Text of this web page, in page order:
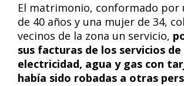
El matrimonio, conformado por
de 40 años y una mujer de 34,
vecinos de la zona un servicio,
sus facturas de los servicios de
electricidad, agua y gas con
había sido robadas a otras